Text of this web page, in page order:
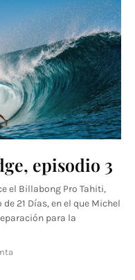
episodio 3
el Billabong Pro Tahiti,
21 Días, en el que Michel
para la